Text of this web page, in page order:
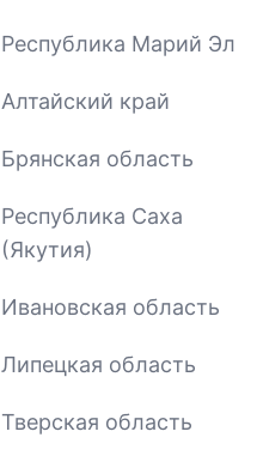
Республика Марий Эл
Алтайский край
Брянская область
Республика Саха
(Якутия)
Ивановская область
Липецкая область
Тверская область